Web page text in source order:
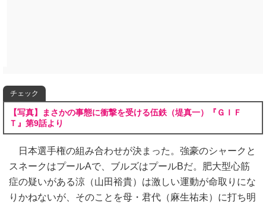
チェック
【写真】まさかの事態に衝撃を受ける伍鉄（堤真一）『ＧＩＦ
Ｔ』第9話より
日本選手権の組み合わせが決まった。強豪のシャークと
スネークはプールAで、ブルズはプールBだ。肥大型心筋
症の疑いがある涼（山田裕貴）は激しい運動が命取りにな
りかねないが、そのことを母・君代（麻生祐未）に打ち明